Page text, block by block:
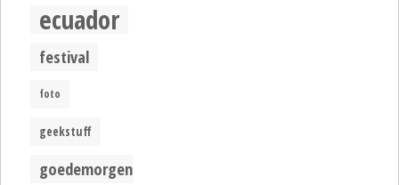
ecuador
festival
foto
geekstuff
goedemorgen